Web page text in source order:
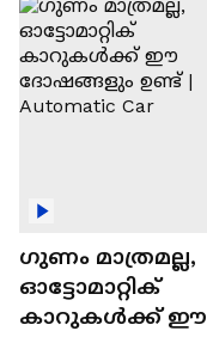
എസ്‍യുവികൾ
ഗുണം മാത്രമല്ല,
ഓട്ടോമാറ്റിക്
കാറുകൾക്ക് ഈ